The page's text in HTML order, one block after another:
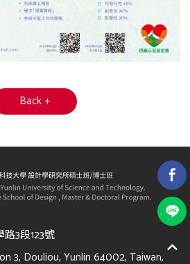
Back +
3段123號
3, Douliou, Yunlin 64002, Taiwan,